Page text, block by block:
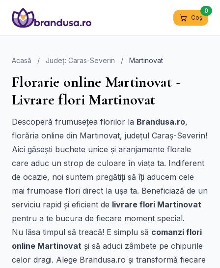
Coș
0
Acasă / Județ: Caras-Severin / Martinovat
Florarie online Martinovat -
Livrare flori Martinovat
Descoperă frumusețea florilor la Brandusa.ro,
florăria online din Martinovat, județul Caraș-Severin!
Aici găsești buchete unice și aranjamente florale
care aduc un strop de culoare în viața ta. Indiferent
de ocazie, noi suntem pregătiți să îți aducem cele
mai frumoase flori direct la ușa ta. Beneficiază de un
serviciu rapid și eficient de livrare flori Martinovat
pentru a te bucura de fiecare moment special.
Nu lăsa timpul să treacă! E simplu să comanzi flori
online Martinovat și să aduci zâmbete pe chipurile
celor dragi. Alege Brandusa.ro și transformă fiecare